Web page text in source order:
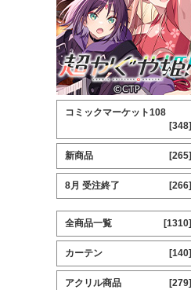
コミックマーケット108
[348]
新商品 [265]
8月 受注終了 [266]
全商品一覧 [1310]
カーテン [140]
アクリル商品 [279]